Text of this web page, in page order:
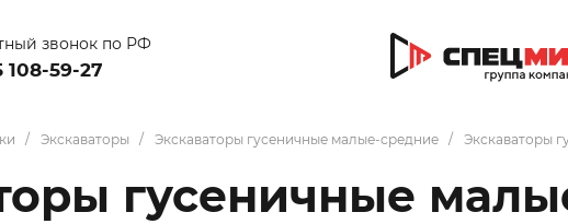
звонок по РФ
108-59-27
Экскаваторы Экскаваторы гусеничные малые-средние Экскаваторы
гусеничные